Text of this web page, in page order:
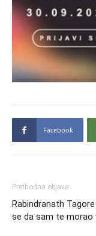
Facebook
Prethodna objava
Rabindranath
se da sam te morao